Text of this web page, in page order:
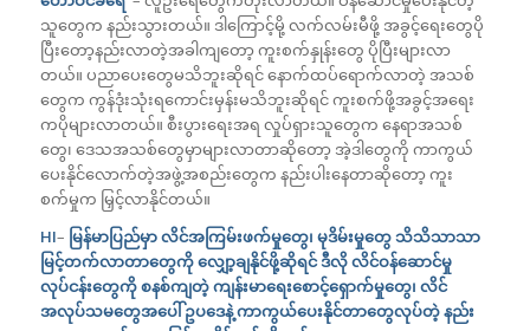
သူတွေက နည်းသွားတယ်။ ဒါကြောင့်မို့ လက်လမ်းမီဖို့ အခွင့်ရေးတွေပို
ပြီးတော့နည်းလာတဲ့အခါကျတော့ ကူးစက်နှုန်းတွေ ပိုပြီးများလာ
တယ်။ ပညာပေးတွေမသိဘူးဆိုရင် နောက်ထပ်ရောက်လာတဲ့ အသစ်
တွေက ကွန်ဒုံးသုံးရကောင်းမှန်းမသိဘူးဆိုရင် ကူးစက်ဖို့အခွင့်အရေး
ကပိုများလာတယ်။ စီးပွားရေးအရ လှုပ်ရှားသူတွေက နေရာအသစ်
တွေ၊ ဒေသအသစ်တွေမှာများလာတာဆိုတော့ အဲ့ဒါတွေကို ကာကွယ်
ပေးနိုင်လောက်တဲ့အဖွဲ့အစည်းတွေက နည်းပါးနေတာဆိုတော့ ကူး
စက်မှုက မြှင့်လာနိုင်တယ်။
HI– မြန်မာပြည်မှာ လိင်အကြမ်းဖက်မှုတွေ၊ မုဒိမ်းမှုတွေ သိသိသာသာ
မြင့်တက်လာတာတွေကို လျှော့ချနိုင်ဖို့ဆိုရင် ဒီလို လိင်ဝန်ဆောင်မှု
လုပ်ငန်းတွေကို စနစ်ကျတဲ့ ကျန်းမာရေးစောင့်ရှောက်မှုတွေ၊ လိင်
အလုပ်သမတွေအပေါ် ဥပဒေနဲ့ ကာကွယ်ပေးနိုင်တာတွေလုပ်တဲ့ နည်း